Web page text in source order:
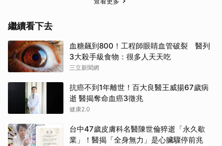
繼續看下去
血糖飆到800！工程師眼睛血管破裂 醫列
3大殺手級食物：很多人天天吃
三立新聞網
抗癌不到1年離世！百大良醫王威揚67歲病
逝 醫揭奪命血癌3徵兆
健康2.0
台中47歲皮膚科名醫陳世倫猝逝「永久歇
業」！醫揭「全身無力」是心臟驟停前兆